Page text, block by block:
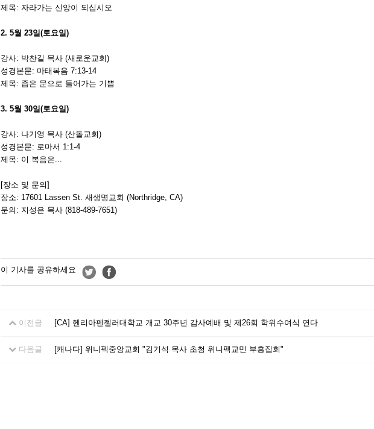
제목: 자라가는 신앙이 되십시오
2. 5월 23일(토요일)
강사: 박찬길 목사 (새로운교회)
성경본문: 마태복음 7:13-14
제목: 좁은 문으로 들어가는 기쁨
3. 5월 30일(토요일)
강사: 나기영 목사 (산돌교회)
성경본문: 로마서 1:1-4
제목: 이 복음은...
[장소 및 문의]
장소: 17601 Lassen St. 새생명교회 (Northridge, CA)
문의: 지성은 목사 (818-489-7651)
이 기사를 공유하세요
이전글 [CA] 헨리아펜젤러대학교 개교 30주년 감사예배 및 제26회 학위수여식 연다
다음글 [캐나다] 위니펙중앙교회 "김기석 목사 초청 위니펙교민 부흥집회"